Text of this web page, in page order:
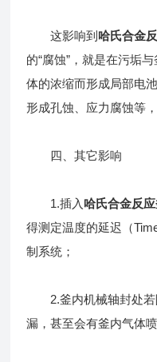
这影响到 哈氏合金
的“腐蚀”，就是在污垢
体的浓缩而形成局部电
形成孔蚀、应力腐蚀等
四、其它影响
1.插入 哈氏合金反
得测定温度的延迟（
制系统；
2.釜内机械轴封处若
漏，甚至会有釜内气体